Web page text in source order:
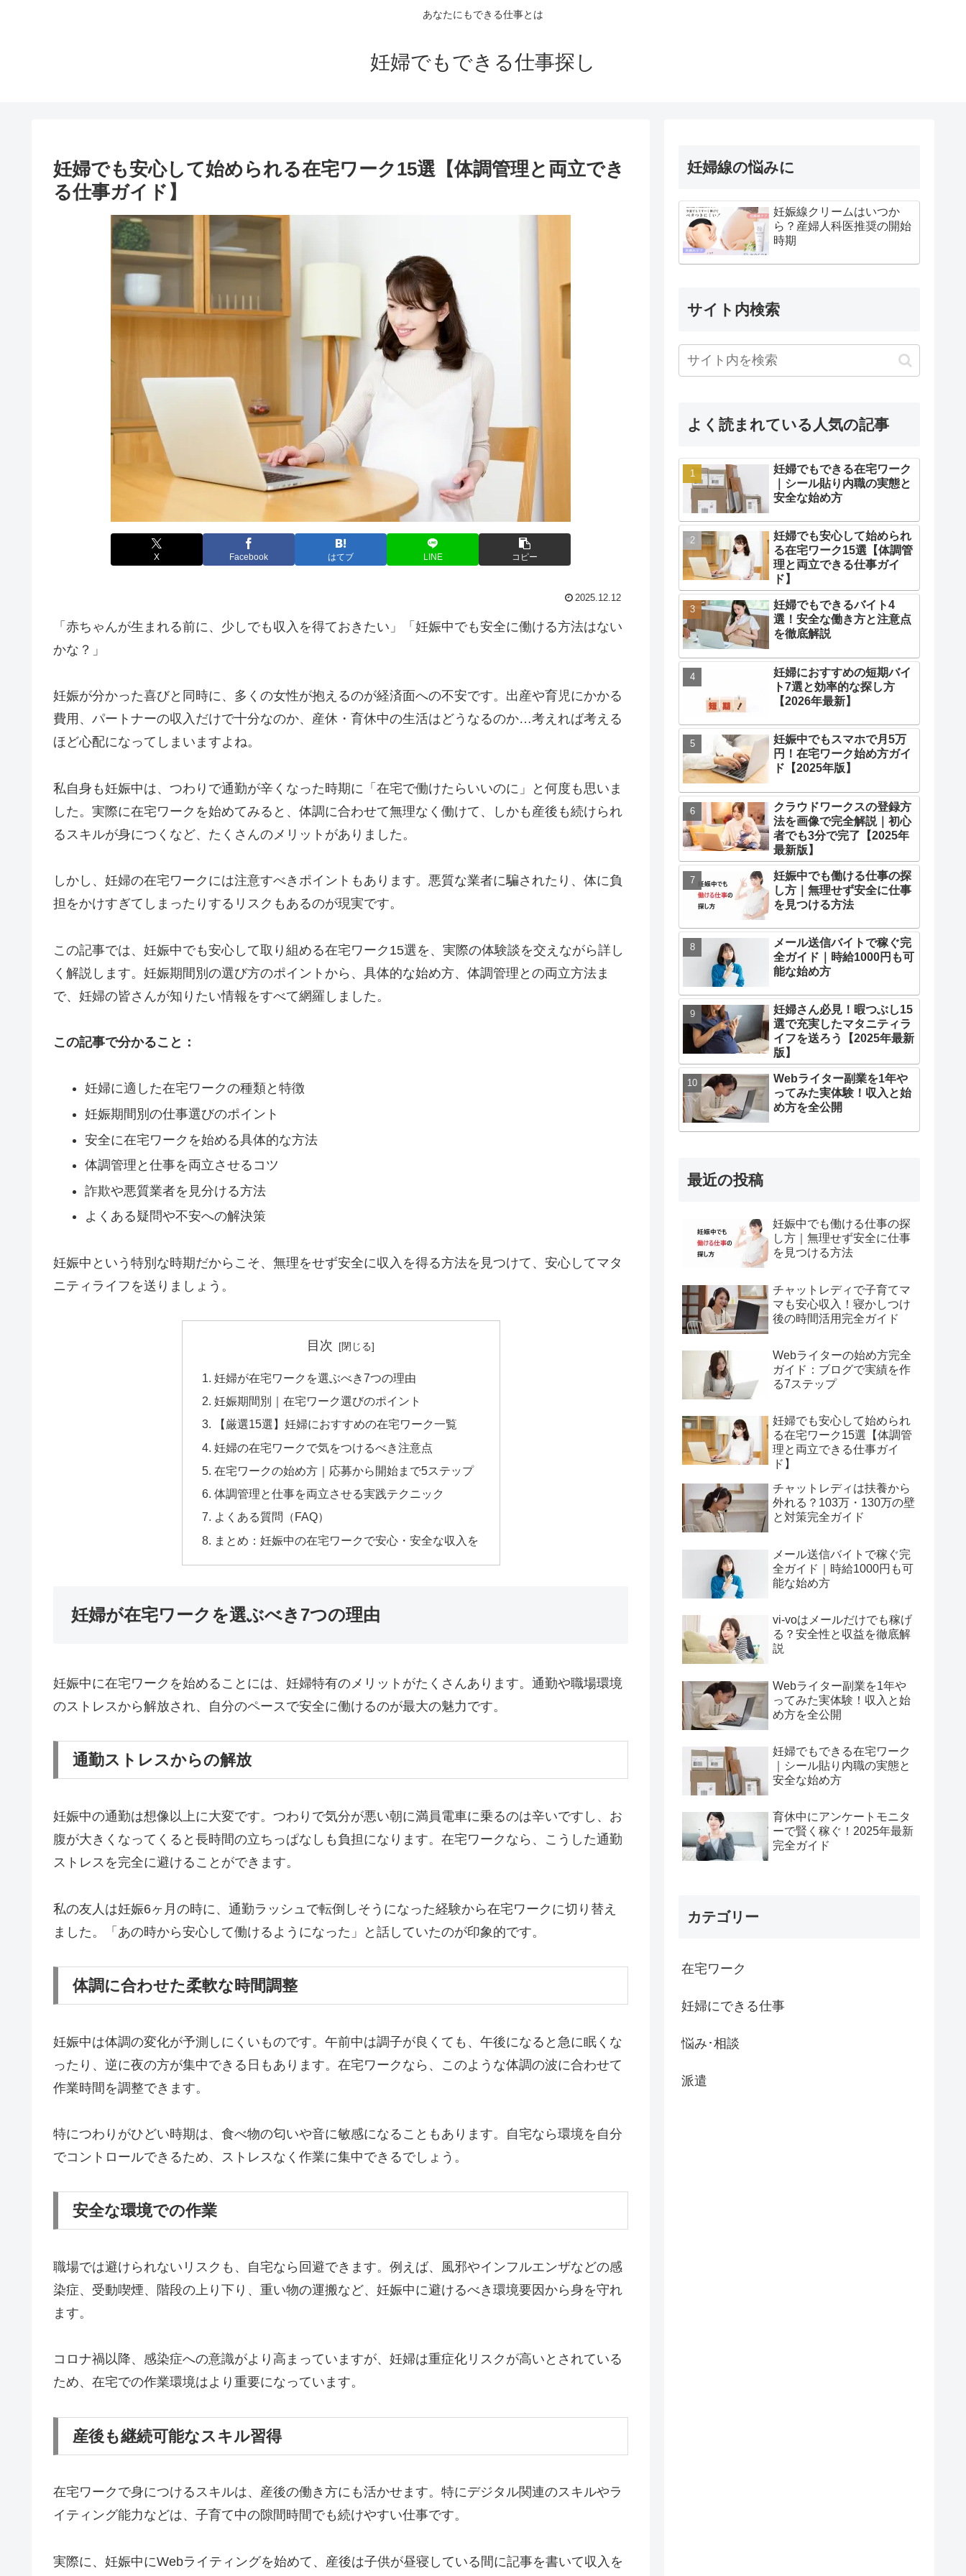
あなたにもできる仕事とは
妊婦でもできる仕事探し
妊婦でも安心して始められる在宅ワーク15選【体調管理と両立でき
る仕事ガイド】
X Facebook はてブ LINE コピー
2025.12.12
「赤ちゃんが生まれる前に、少しでも収入を得ておきたい」「妊娠中でも安全に働ける方法はない
かな？」
妊娠が分かった喜びと同時に、多くの女性が抱えるのが経済面への不安です。出産や育児にかかる
費用、パートナーの収入だけで十分なのか、産休・育休中の生活はどうなるのか…考えれば考える
ほど心配になってしまいますよね。
私自身も妊娠中は、つわりで通勤が辛くなった時期に「在宅で働けたらいいのに」と何度も思いま
した。実際に在宅ワークを始めてみると、体調に合わせて無理なく働けて、しかも産後も続けられ
るスキルが身につくなど、たくさんのメリットがありました。
しかし、妊婦の在宅ワークには注意すべきポイントもあります。悪質な業者に騙されたり、体に負
担をかけすぎてしまったりするリスクもあるのが現実です。
この記事では、妊娠中でも安心して取り組める在宅ワーク15選を、実際の体験談を交えながら詳し
く解説します。妊娠期間別の選び方のポイントから、具体的な始め方、体調管理との両立方法ま
で、妊婦の皆さんが知りたい情報をすべて網羅しました。
この記事で分かること：
妊婦に適した在宅ワークの種類と特徴
妊娠期間別の仕事選びのポイント
安全に在宅ワークを始める具体的な方法
体調管理と仕事を両立させるコツ
詐欺や悪質業者を見分ける方法
よくある疑問や不安への解決策
妊娠中という特別な時期だからこそ、無理をせず安全に収入を得る方法を見つけて、安心してマタ
ニティライフを送りましょう。
目次
妊婦が在宅ワークを選ぶべき7つの理由
妊娠期間別｜在宅ワーク選びのポイント
【厳選15選】妊婦におすすめの在宅ワーク一覧
妊婦の在宅ワークで気をつけるべき注意点
在宅ワークの始め方｜応募から開始まで5ステップ
体調管理と仕事を両立させる実践テクニック
よくある質問（FAQ）
まとめ：妊娠中の在宅ワークで安心・安全な収入を
妊婦が在宅ワークを選ぶべき7つの理由
妊娠中に在宅ワークを始めることには、妊婦特有のメリットがたくさんあります。通勤や職場環境
のストレスから解放され、自分のペースで安全に働けるのが最大の魅力です。
通勤ストレスからの解放
妊娠中の通勤は想像以上に大変です。つわりで気分が悪い朝に満員電車に乗るのは辛いですし、お
腹が大きくなってくると長時間の立ちっぱなしも負担になります。在宅ワークなら、こうした通勤
ストレスを完全に避けることができます。
私の友人は妊娠6ヶ月の時に、通勤ラッシュで転倒しそうになった経験から在宅ワークに切り替え
ました。「あの時から安心して働けるようになった」と話していたのが印象的です。
体調に合わせた柔軟な時間調整
妊娠中は体調の変化が予測しにくいものです。午前中は調子が良くても、午後になると急に眠くな
ったり、逆に夜の方が集中できる日もあります。在宅ワークなら、このような体調の波に合わせて
作業時間を調整できます。
特につわりがひどい時期は、食べ物の匂いや音に敏感になることもあります。自宅なら環境を自分
でコントロールできるため、ストレスなく作業に集中できるでしょう。
安全な環境での作業
職場では避けられないリスクも、自宅なら回避できます。例えば、風邪やインフルエンザなどの感
染症、受動喫煙、階段の上り下り、重い物の運搬など、妊娠中に避けるべき環境要因から身を守れ
ます。
コロナ禍以降、感染症への意識がより高まっていますが、妊婦は重症化リスクが高いとされている
ため、在宅での作業環境はより重要になっています。
産後も継続可能なスキル習得
在宅ワークで身につけるスキルは、産後の働き方にも活かせます。特にデジタル関連のスキルやラ
イティング能力などは、子育て中の隙間時間でも続けやすい仕事です。
実際に、妊娠中にWebライティングを始めて、産後は子供が昼寝している間に記事を書いて収入を
妊婦線の悩みに
妊娠線クリームはいつか
ら？産婦人科医推奨の開始
時期
サイト内検索
よく読まれている人気の記事
妊婦でもできる在宅ワーク
｜シール貼り内職の実態と
安全な始め方
妊婦でも安心して始められ
る在宅ワーク15選【体調管
理と両立できる仕事ガイ
ド】
妊婦でもできるバイト4
選！安全な働き方と注意点
を徹底解説
妊婦におすすめの短期バイ
ト7選と効率的な探し方
【2026年最新】
妊娠中でもスマホで月5万
円！在宅ワーク始め方ガイ
ド【2025年版】
クラウドワークスの登録方
法を画像で完全解説｜初心
者でも3分で完了【2025年
最新版】
妊娠中でも働ける仕事の探
し方｜無理せず安全に仕事
を見つける方法
メール送信バイトで稼ぐ完
全ガイド｜時給1000円も可
能な始め方
妊婦さん必見！暇つぶし15
選で充実したマタニティラ
イフを送ろう【2025年最新
版】
Webライター副業を1年や
ってみた実体験！収入と始
め方を全公開
最近の投稿
妊娠中でも働ける仕事の探
し方｜無理せず安全に仕事
を見つける方法
チャットレディで子育てマ
マも安心収入！寝かしつけ
後の時間活用完全ガイド
Webライターの始め方完全
ガイド：ブログで実績を作
る7ステップ
妊婦でも安心して始められ
る在宅ワーク15選【体調管
理と両立できる仕事ガイ
ド】
チャットレディは扶養から
外れる？103万・130万の壁
と対策完全ガイド
メール送信バイトで稼ぐ完
全ガイド｜時給1000円も可
能な始め方
vi-voはメールだけでも稼げ
る？安全性と収益を徹底解
説
Webライター副業を1年や
ってみた実体験！収入と始
め方を全公開
妊婦でもできる在宅ワーク
｜シール貼り内職の実態と
安全な始め方
育休中にアンケートモニタ
ーで賢く稼ぐ！2025年最新
完全ガイド
カテゴリー
在宅ワーク
妊婦にできる仕事
悩み･相談
派遣